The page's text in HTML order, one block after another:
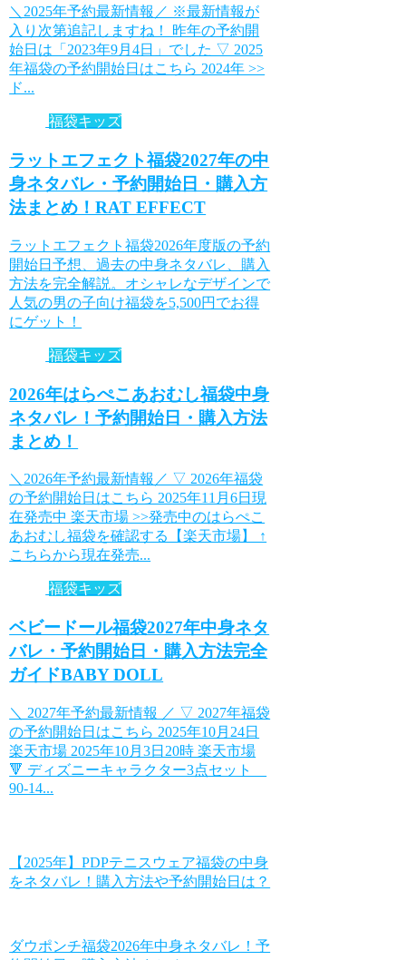
＼2025年予約最新情報／ ※最新情報が
入り次第追記しますね！ 昨年の予約開
始日は「2023年9月4日」でした ▽ 2025
年福袋の予約開始日はこちら 2024年 >>
ド...
福袋キッズ
ラットエフェクト福袋2027年の中
身ネタバレ・予約開始日・購入方
法まとめ！RAT EFFECT
ラットエフェクト福袋2026年度版の予約
開始日予想、過去の中身ネタバレ、購入
方法を完全解説。オシャレなデザインで
人気の男の子向け福袋を5,500円でお得
にゲット！
福袋キッズ
2026年はらぺこあおむし福袋中身
ネタバレ！予約開始日・購入方法
まとめ！
＼2026年予約最新情報／ ▽ 2026年福袋
の予約開始日はこちら 2025年11月6日現
在発売中 楽天市場 >>発売中のはらぺこ
あおむし福袋を確認する【楽天市場】 ↑
こちらから現在発売...
福袋キッズ
ベビードール福袋2027年中身ネタ
バレ・予約開始日・購入方法完全
ガイドBABY DOLL
＼ 2027年予約最新情報 ／ ▽ 2027年福袋
の予約開始日はこちら 2025年10月24日
楽天市場 2025年10月3日20時 楽天市場
🔻 ディズニーキャラクター3点セット
90-14...
【2025年】PDPテニスウェア福袋の中身
をネタバレ！購入方法や予約開始日は？
ダウポンチ福袋2026年中身ネタバレ！予